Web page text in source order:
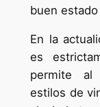
buen
En la
es
permite al
estilos de